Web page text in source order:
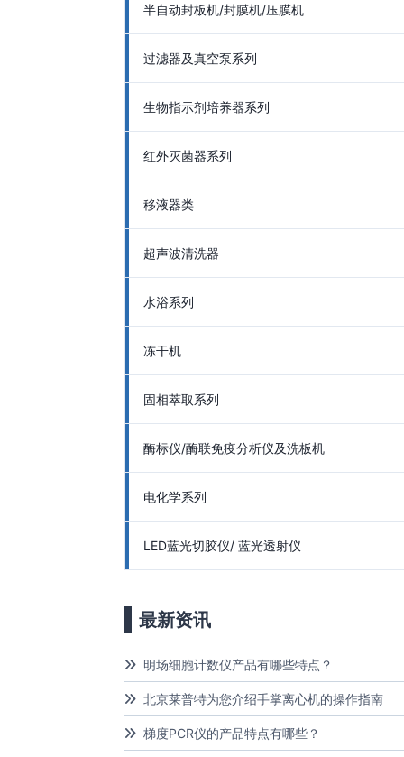
半自动封板机/封膜机/压膜机
过滤器及真空泵系列
生物指示剂培养器系列
红外灭菌器系列
移液器类
超声波清洗器
水浴系列
冻干机
固相萃取系列
酶标仪/酶联免疫分析仪及洗板机
电化学系列
LED蓝光切胶仪/ 蓝光透射仪
最新资讯
明场细胞计数仪产品有哪些特点？
北京莱普特为您介绍手掌离心机的操作指南
梯度PCR仪的产品特点有哪些？